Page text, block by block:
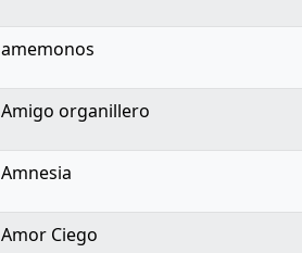
amemonos
Amigo organillero
Amnesia
Amor Ciego